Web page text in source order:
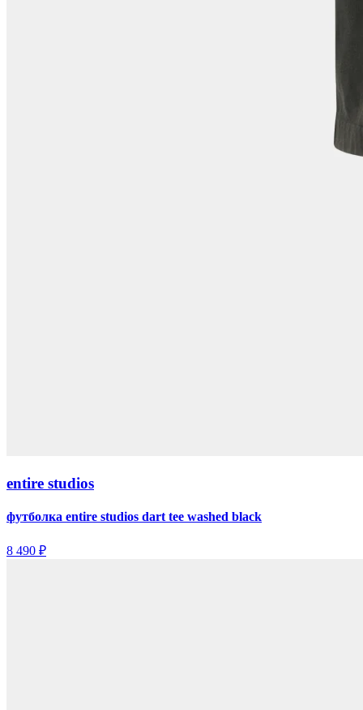
entire studios
футболка entire studios dart tee washed black
8 490 ₽